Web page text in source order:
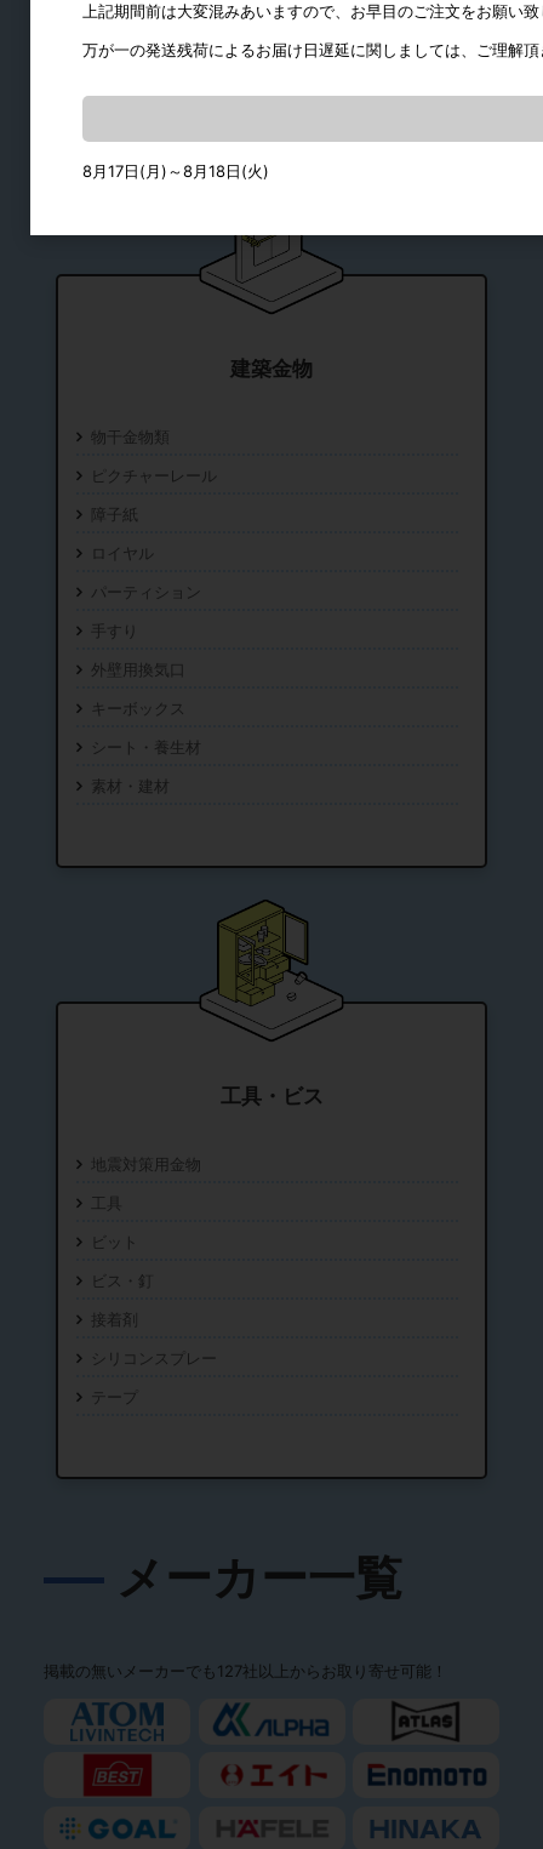
引戸用レール
引手
建築金物
物干金物類
ピクチャーレール
障子紙
ロイヤル
パーティション
手すり
外壁用換気口
キーボックス
シート・養生材
素材・建材
工具・ビス
地震対策用金物
工具
ビット
ビス・釘
接着剤
シリコンスプレー
テープ
メーカー一覧
掲載の無いメーカーでも127社以上からお取り寄せ可能！
上記期間前は大変混みあいますので、お早目のご注文をお願い
万が一の発送残荷によるお届け日遅延に関しましては、ご理解
8月17日(月)～8月18日(火)